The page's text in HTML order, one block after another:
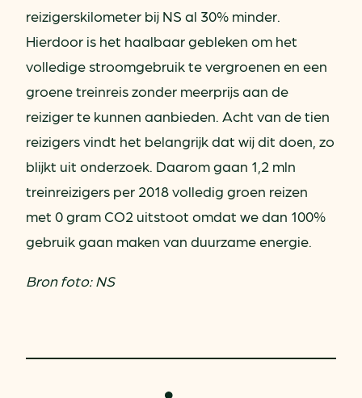
reizigerskilometer bij NS al 30% minder.
Hierdoor is het haalbaar gebleken om het
volledige stroomgebruik te vergroenen en een
groene treinreis zonder meerprijs aan de
reiziger te kunnen aanbieden. Acht van de tien
reizigers vindt het belangrijk dat wij dit doen, zo
blijkt uit onderzoek. Daarom gaan 1,2 mln
treinreizigers per 2018 volledig groen reizen
met 0 gram CO2 uitstoot omdat we dan 100%
gebruik gaan maken van duurzame energie.
Bron foto: NS